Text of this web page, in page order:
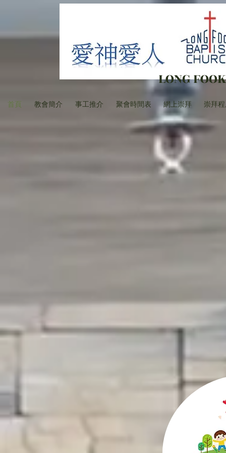
LONG
首頁 教會簡介 事工推介 聚會時間表 網上崇拜 崇拜